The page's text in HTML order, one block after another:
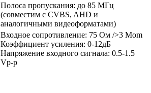
Полоса пропускания: до 85 МГц
(совместим с CVBS, AHD и
аналогичными видеоформатами)
Входное сопротивление: 75 Ом />3 Mom
Коэффициент усиления: 0-12дБ
Напряжение входного сигнала: 0.5-1.5
Vp-p